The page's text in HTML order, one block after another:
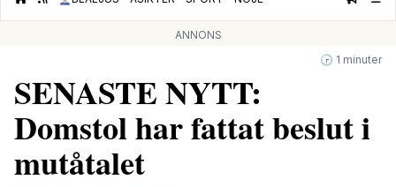
ANNONS
🕝 1 minuter
SENASTE NYTT:
Domstol har fattat beslut i
mutåtalet